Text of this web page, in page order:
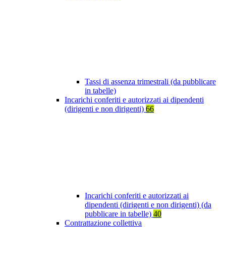
Tassi di assenza trimestrali (da pubblicare
in tabelle)
Incarichi conferiti e autorizzati ai dipendenti
(dirigenti e non dirigenti) 66
Incarichi conferiti e autorizzati ai
dipendenti (dirigenti e non dirigenti) (da
pubblicare in tabelle) 40
Contrattazione collettiva